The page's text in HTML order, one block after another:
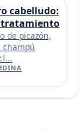
cabelludo:
de picazón,